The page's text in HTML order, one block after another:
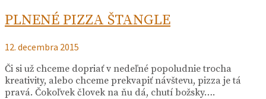
PLNENÉ PIZZA ŠTANGLE
12. decembra 2015
Či si už chceme dopriať v nedeľné popoludnie trocha
kreativity, alebo chceme prekvapiť návštevu, pizza je tá
pravá. Čokoľvek človek na ňu dá, chutí božsky….